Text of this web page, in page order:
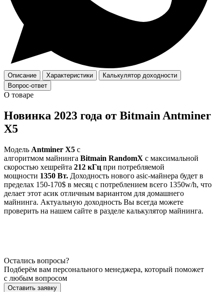
Описание Характеристики
Калькулятор доходности
Вопрос-ответ
О товаре
Новинка 2023 года от Bitmain Antminer
X5
Модель Antminer X5 с
алгоритмом майнинга Bitmain RandomX с максимальной
скоростью хешрейта 212 кГц при потребляемой
мощности 1350 Вт. Доходность нового asic-майнера будет в
пределах 150-170$ в месяц с потреблением всего 1350w/h, что
делает этот асик отличным вариантом для домашнего
майнинга. Актуальную доходность Вы всегда можете
проверить на нашем сайте в разделе калькулятор майнинга.
Остались вопросы?
Подберём вам персонального менеджера, который поможет
с любым вопросом
Оставить заявку